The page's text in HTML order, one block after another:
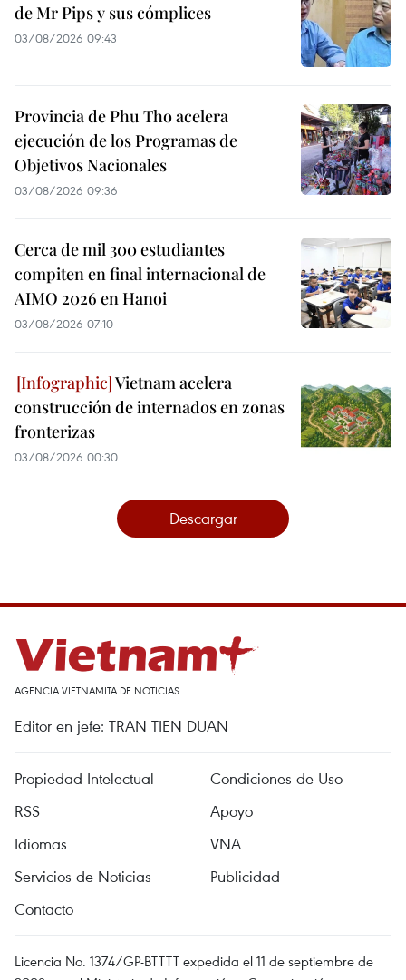
de Mr Pips y sus cómplices
03/08/2026 09:43
Provincia de Phu Tho acelera
ejecución de los Programas de
Objetivos Nacionales
03/08/2026 09:36
Cerca de mil 300 estudiantes
compiten en final internacional de
AIMO 2026 en Hanoi
03/08/2026 07:10
Vietnam acelera
construcción de internados en zonas
fronterizas
03/08/2026 00:30
Descargar
AGENCIA VIETNAMITA DE NOTICIAS
Editor en jefe: TRAN TIEN DUAN
Propiedad Intelectual
Condiciones de Uso
RSS
Apoyo
Idiomas
VNA
Servicios de Noticias
Publicidad
Contacto
Licencia No. 1374/GP-BTTTT expedida el 11 de septiembre de